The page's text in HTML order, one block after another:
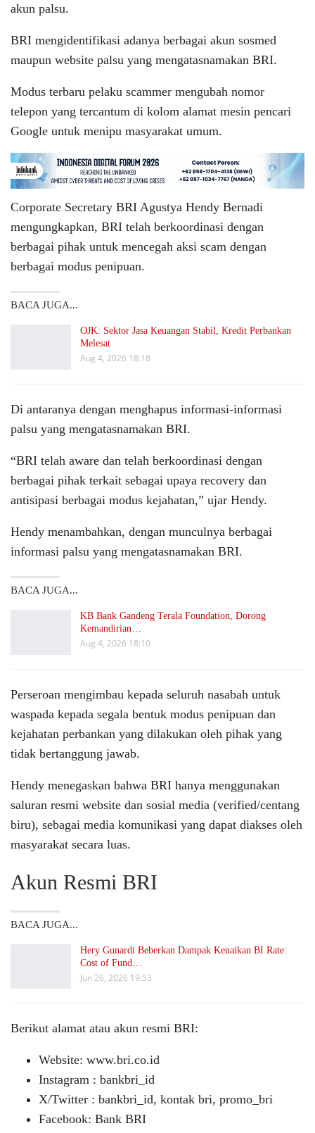
akun palsu.
BRI mengidentifikasi adanya berbagai akun sosmed
maupun website palsu yang mengatasnamakan BRI.
Modus terbaru pelaku scammer mengubah nomor
telepon yang tercantum di kolom alamat mesin pencari
Google untuk menipu masyarakat umum.
Corporate Secretary BRI Agustya Hendy Bernadi
mengungkapkan, BRI telah berkoordinasi dengan
berbagai pihak untuk mencegah aksi scam dengan
berbagai modus penipuan.
BACA JUGA...
OJK: Sektor Jasa Keuangan Stabil, Kredit Perbankan
Melesat
Aug 4, 2026 18:18
Di antaranya dengan menghapus informasi-informasi
palsu yang mengatasnamakan BRI.
“BRI telah aware dan telah berkoordinasi dengan
berbagai pihak terkait sebagai upaya recovery dan
antisipasi berbagai modus kejahatan,” ujar Hendy.
Hendy menambahkan, dengan munculnya berbagai
informasi palsu yang mengatasnamakan BRI.
BACA JUGA...
KB Bank Gandeng Terala Foundation, Dorong
Kemandirian…
Aug 4, 2026 18:10
Perseroan mengimbau kepada seluruh nasabah untuk
waspada kepada segala bentuk modus penipuan dan
kejahatan perbankan yang dilakukan oleh pihak yang
tidak bertanggung jawab.
Hendy menegaskan bahwa BRI hanya menggunakan
saluran resmi website dan sosial media (verified/centang
biru), sebagai media komunikasi yang dapat diakses oleh
masyarakat secara luas.
Akun Resmi BRI
BACA JUGA...
Hery Gunardi Beberkan Dampak Kenaikan BI Rate:
Cost of Fund…
Jun 26, 2026 19:53
Berikut alamat atau akun resmi BRI:
Website: www.bri.co.id
Instagram : bankbri_id
X/Twitter : bankbri_id, kontak bri, promo_bri
Facebook: Bank BRI